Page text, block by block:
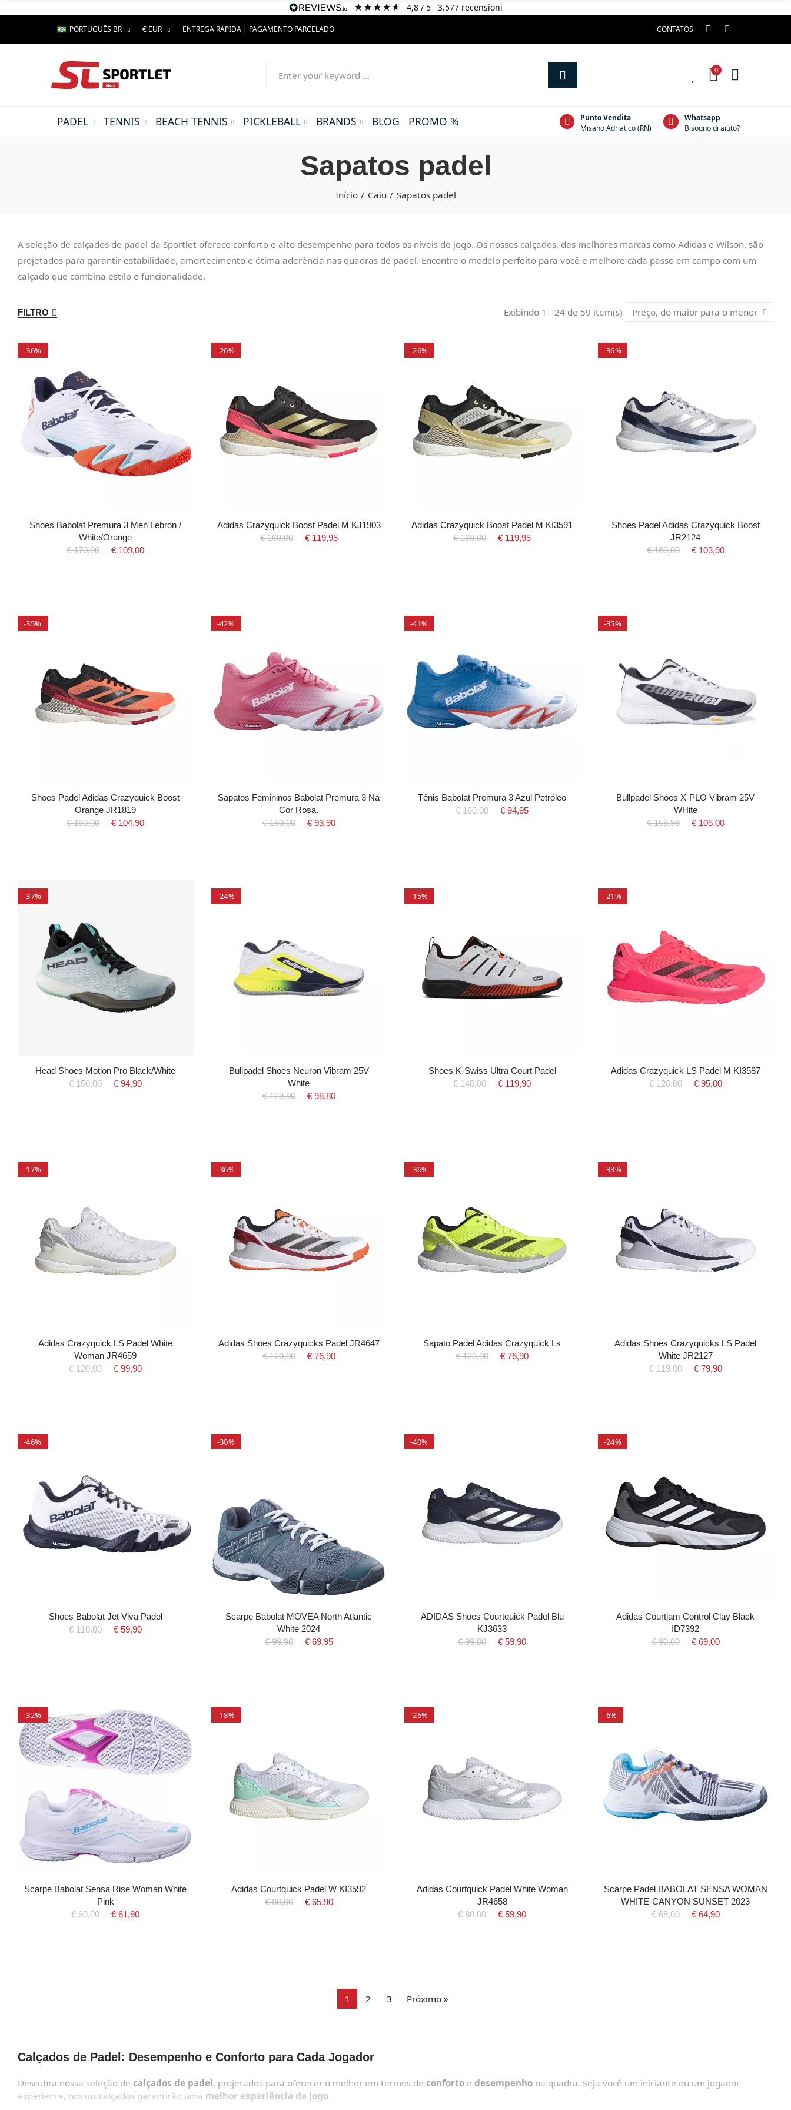
4,8/ 5 3.577 recensioni
PORTUGUÊS BR € EUR ENTREGA RÁPIDA | PAGAMENTO PARCELADO CONTATOS
0
PADEL TENNIS BEACH TENNIS PICKLEBALL BRANDS BLOG PROMO %
Punto Vendita
Misano Adriatico (RN)
Whatsapp
Bisogno di aiuto?
Sapatos padel
Início Caiu Sapatos padel
A seleção de calçados de padel da Sportlet oferece conforto e alto desempenho para todos os níveis de jogo. Os nossos calçados, das melhores marcas como Adidas e Wilson, são
projetados para garantir estabilidade, amortecimento e ótima aderência nas quadras de padel. Encontre o modelo perfeito para você e melhore cada passo em campo com um
calçado que combina estilo e funcionalidade.
FILTRO Exibindo 1 - 24 de 59 item(s) Preço, do maior para o menor
-36%
Shoes Babolat Premura 3 Men Lebron /
White/Orange
€ 170,00
€ 109,00
-26%
Adidas Crazyquick Boost Padel M KJ1903
€ 160,00
€ 119,95
-26%
Adidas Crazyquick Boost Padel M KI3591
€ 160,00
€ 119,95
-36%
Shoes Padel Adidas Crazyquick Boost
JR2124
€ 160,00
€ 103,90
-35%
Shoes Padel Adidas Crazyquick Boost
Orange JR1819
€ 160,00
€ 104,90
-42%
Sapatos Femininos Babolat Premura 3 Na
Cor Rosa.
€ 160,00
€ 93,90
-41%
Tênis Babolat Premura 3 Azul Petróleo
€ 160,00
€ 94,95
-35%
Bullpadel Shoes X-PLO Vibram 25V
WHite
€ 159,99
€ 105,00
-37%
Head Shoes Motion Pro Black/White
€ 150,00
€ 94,90
-24%
Bullpadel Shoes Neuron Vibram 25V
White
€ 129,90
€ 98,80
-15%
Shoes K-Swiss Ultra Court Padel
€ 140,00
€ 119,90
-21%
Adidas Crazyquick LS Padel M KI3587
€ 120,00
€ 95,00
-17%
Adidas Crazyquick LS Padel White
Woman JR4659
€ 120,00
€ 99,90
-36%
Adidas Shoes Crazyquicks Padel JR4647
€ 120,00
€ 76,90
-36%
Sapato Padel Adidas Crazyquick Ls
€ 120,00
€ 76,90
-33%
Adidas Shoes Crazyquicks LS Padel
White JR2127
€ 119,00
€ 79,90
-46%
Shoes Babolat Jet Viva Padel
€ 110,00
€ 59,90
-30%
Scarpe Babolat MOVEA North Atlantic
White 2024
€ 99,90
€ 69,95
-40%
ADIDAS Shoes Courtquick Padel Blu
KJ3633
€ 99,00
€ 59,90
-24%
Adidas Courtjam Control Clay Black
ID7392
€ 90,00
€ 69,00
-32%
Scarpe Babolat Sensa Rise Woman White
Pink
€ 90,00
€ 61,90
-18%
Adidas Courtquick Padel W KI3592
€ 80,00
€ 65,90
-26%
Adidas Courtquick Padel White Woman
JR4658
€ 80,00
€ 59,90
-6%
Scarpe Padel BABOLAT SENSA WOMAN
WHITE-CANYON SUNSET 2023
€ 69,00
€ 64,90
1 2 3 Próximo »
Calçados de Padel: Desempenho e Conforto para Cada Jogador
Descubra nossa seleção de calçados de padel, projetados para oferecer o melhor em termos de conforto e desempenho na quadra. Seja você um iniciante ou um jogador
experiente, nossos calçados garantirão uma melhor experiência de jogo.